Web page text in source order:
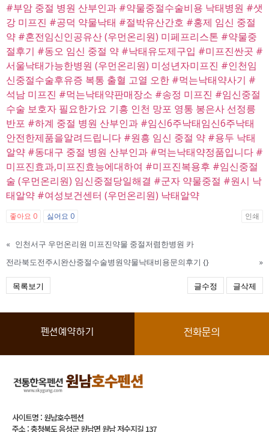
#부암 중절 병원 산부인과 #약물중절수술비용 낙태병원 #샛
강 미프진 #공덕 약물낙태 #절박유산간호 #홍제 임신 중절
약 #혼전임신인공유산 (우먼온리원) 미페프리스톤 #약물중
절후기 #동오 임신 중절 약 #낙태유도제구입 #미프진싼곳 #
서울낙태가능한병원 (우먼온리원) 미성년자미프진 #인천임
신중절수술후유증 복통 출혈 고열 오한 #먹는낙태약사기 #
석남 미프진 #먹는낙태약판매장소 #송정 미프진 #임신중절
수술 보호자 필요한가요 기흥 인천 망포 영통 봉은사 선정릉
반포 #하계 중절 병원 산부인과 #임신6주낙태임신6주낙태
안전한제품을알려드립니다 #원흥 임신 중절 약 #용두 낙태
알약 #동대구 중절 병원 산부인과 #먹는낙태약정품입니다 #
미프진효과,미프진효능에대하여 #미프진복용후 #임신중절
술 (우먼온리원) 임신중절당일해결 #군자 약물중절 #원시 낙
태알약 #여성보건센터 (우먼온리원) 낙태알약
좋아요 0 싫어요 0 인쇄
« 인천서구 우먼온리원 미프진약물 중절저렴한병원 카
전라북도전주시완산중절수술병원약물낙태비용문의후기 {}
»
목록보기 글수정 글삭제
펜션예약하기 전화문의
사이트명 : 원남호수펜션
주소 : 충청북도 음성군 원남면 원남 저수지길 137